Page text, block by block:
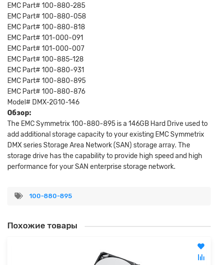
EMC Part# 100-880-285
EMC Part# 100-880-058
EMC Part# 100-880-818
EMC Part# 101-000-091
EMC Part# 101-000-007
EMC Part# 100-885-128
EMC Part# 100-880-931
EMC Part# 100-880-895
EMC Part# 100-880-876
Model# DMX-2G10-146
Обзор:
The EMC Symmetrix 100-880-895 is a 146GB Hard Drive used to
add additional storage capacity to your existing EMC Symmetrix
DMX series Storage Area Network (SAN) storage array. The
storage drive has the capability to provide high speed and high
performance for your SAN enterprise storage network.
100-880-895
Похожие товары